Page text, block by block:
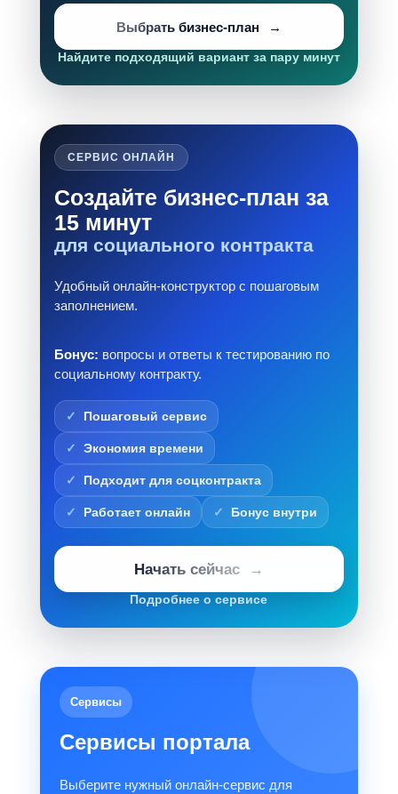
Выбрать бизнес-план
Найдите подходящий вариант за пару минут
СЕРВИС ОНЛАЙН
Создайте бизнес-план за
15 минут
для социального контракта
Удобный онлайн-конструктор с пошаговым
заполнением.
Бонус: вопросы и ответы к тестированию по
социальному контракту.
Пошаговый сервис
Экономия времени
Подходит для соцконтракта
Работает онлайн Бонус внутри
Начать сейчас
Подробнее о сервисе
Сервисы
Сервисы портала
Выберите нужный онлайн-сервис для